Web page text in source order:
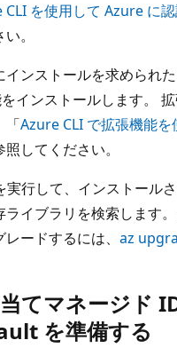
CLI を使用して Azure に
。
インストールを求められ
インストールします。
「Azure CLI で拡張機能を
照してください。
実行して、インストール
ライブラリを検索します
ードするには、 az
てマネージド
を準備する